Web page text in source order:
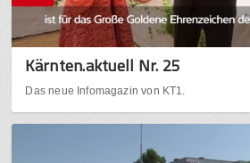
Kärnten.aktuell Nr. 25
Das neue Infomagazin von KT1.